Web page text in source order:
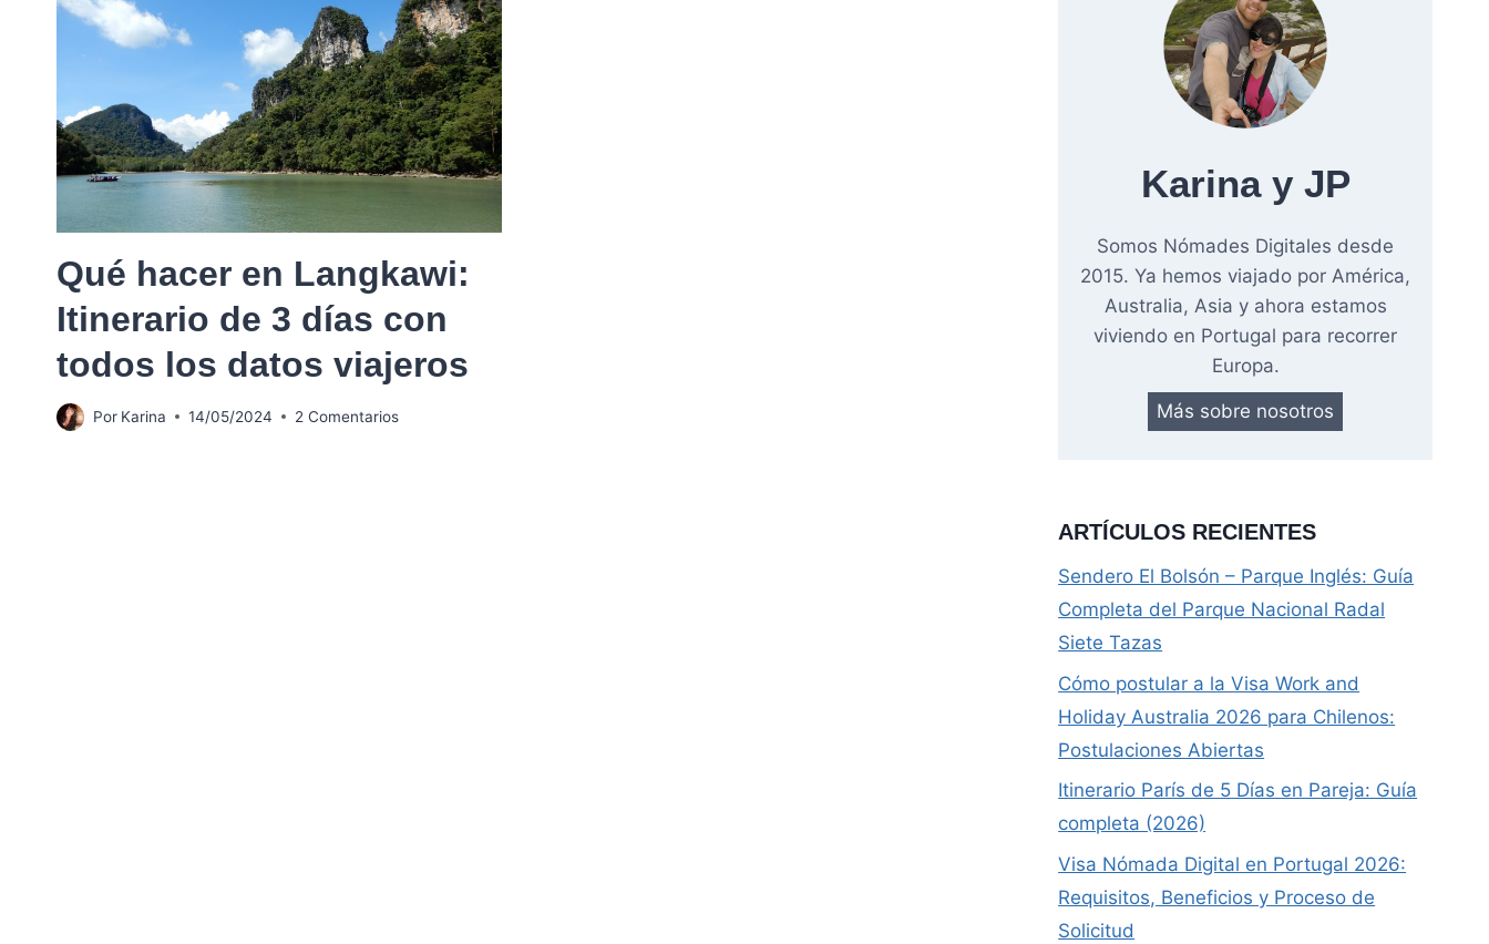
Qué hacer en Langkawi:
Itinerario de 3 días con
todos los datos viajeros
Por Karina 14/05/2024 2 Comentarios
Karina y JP
Somos Nómades Digitales desde
2015. Ya hemos viajado por América,
Australia, Asia y ahora estamos
viviendo en Portugal para recorrer
Europa.
Más sobre nosotros
ARTÍCULOS RECIENTES
Sendero El Bolsón – Parque Inglés: Guía
Completa del Parque Nacional Radal
Siete Tazas
Cómo postular a la Visa Work and
Holiday Australia 2026 para Chilenos:
Postulaciones Abiertas
Itinerario París de 5 Días en Pareja: Guía
completa (2026)
Visa Nómada Digital en Portugal 2026:
Requisitos, Beneficios y Proceso de
Solicitud